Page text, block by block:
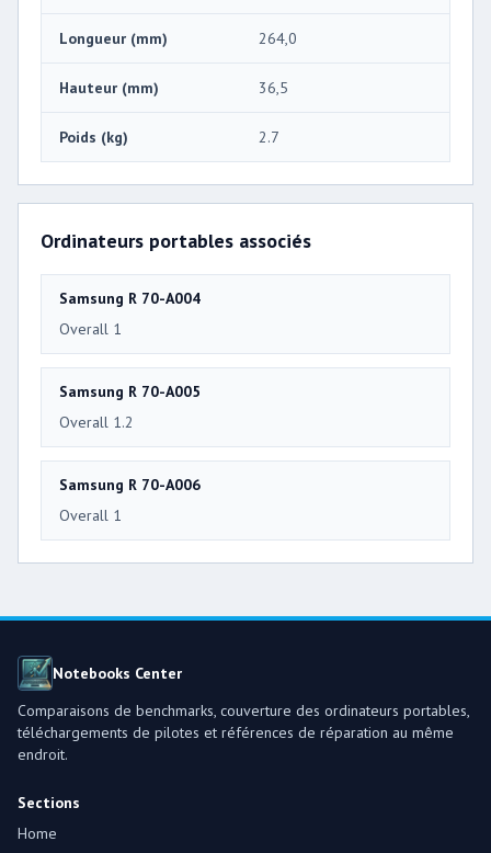
Longueur (mm) 264,0
Hauteur (mm) 36,5
Poids (kg) 2.7
Ordinateurs portables associés
Samsung R 70-A004
Overall 1
Samsung R 70-A005
Overall 1.2
Samsung R 70-A006
Overall 1
Notebooks Center
Comparaisons de benchmarks, couverture des ordinateurs portables,
téléchargements de pilotes et références de réparation au même
endroit.
Sections
Home